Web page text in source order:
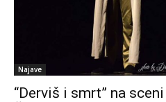
Najave
“Derviš i smrt” na